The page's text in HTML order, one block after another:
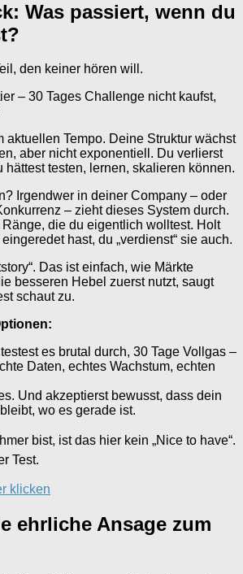
Was passiert, wenn du
den keiner hören will.
– 30 Tages Challenge nicht kaufst,
aktuellen Tempo. Deine Struktur wächst
aber nicht exponentiell. Du verlierst
hättest testen, lernen, skalieren können.
Irgendwer in deiner Company – oder
– zieht dieses System durch.
die du eigentlich wolltest. Holt
hast, du „verdienst“ sie auch.
Das ist einfach, wie Märkte
besseren Hebel zuerst nutzt, saugt
schaut zu.
es brutal durch, 30 Tage Vollgas –
Daten, echtes Wachstum, echten
Und akzeptierst bewusst, dass dein
wo es gerade ist.
bist, ist das hier kein „Nice to have“.
Test.
ehrliche Ansage zum